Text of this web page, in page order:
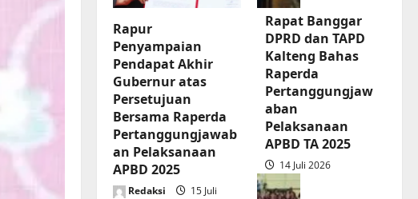
Rapur
Penyampaian
Pendapat Akhir
Gubernur atas
Persetujuan
Bersama Raperda
Pertanggungjawab
an Pelaksanaan
APBD 2025
Redaksi
15 Juli
Rapat Banggar
DPRD dan TAPD
Kalteng Bahas
Raperda
Pertanggungjaw
aban
Pelaksanaan
APBD TA 2025
14 Juli 2026